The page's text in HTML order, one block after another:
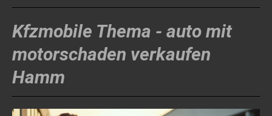
Kfzmobile Thema - auto mit
motorschaden verkaufen
Hamm